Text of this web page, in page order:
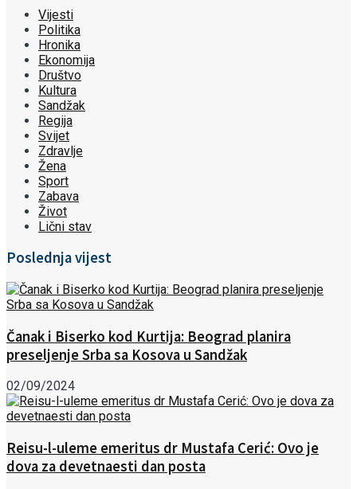
Vijesti
Politika
Hronika
Ekonomija
Društvo
Kultura
Sandžak
Regija
Svijet
Zdravlje
Žena
Sport
Zabava
Život
Lični stav
Poslednja vijest
Čanak i Biserko kod Kurtija: Beograd planira
preseljenje Srba sa Kosova u Sandžak
02/09/2024
Reisu-l-uleme emeritus dr Mustafa Cerić: Ovo je
dova za devetnaesti dan posta